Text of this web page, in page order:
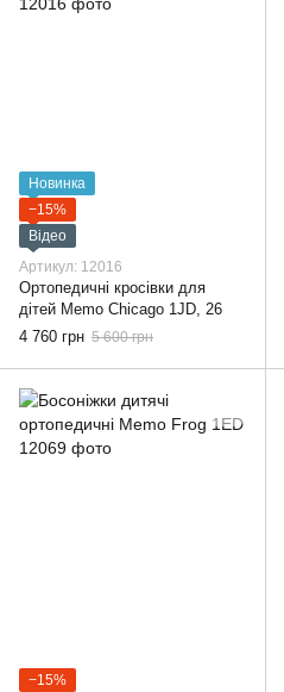
Новинка
−15%
Відео
Артикул: 12016
Ортопедичні кросівки для
дітей Memo Chicago 1JD, 26
4 760 грн 5 600 грн
−15%